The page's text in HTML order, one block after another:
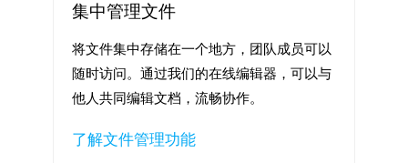
集中管理文件
将文件集中存储在一个地方，团队成员可以
随时访问。通过我们的在线编辑器，可以与
他人共同编辑文档，流畅协作。
了解文件管理功能